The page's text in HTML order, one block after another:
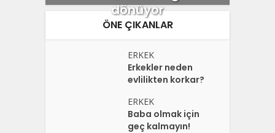
dönüyor
ÖNE ÇIKANLAR
ERKEK
Erkekler neden
evlilikten korkar?
ERKEK
Baba olmak için
geç kalmayın!